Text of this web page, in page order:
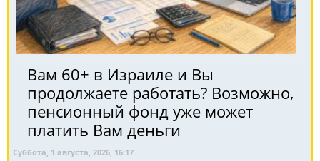
Вам 60+ в Израиле и Вы
продолжаете работать? Возможно,
пенсионный фонд уже может
платить Вам деньги
Суббота, 1 августа, 2026, 16:17